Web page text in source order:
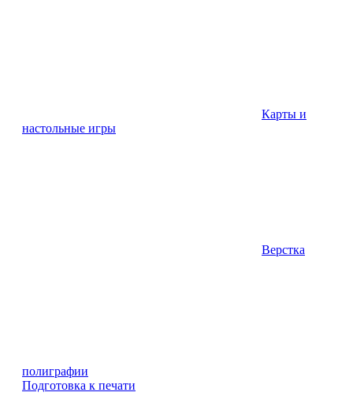
Карты и
настольные игры
Верстка
полиграфии
Подготовка к печати